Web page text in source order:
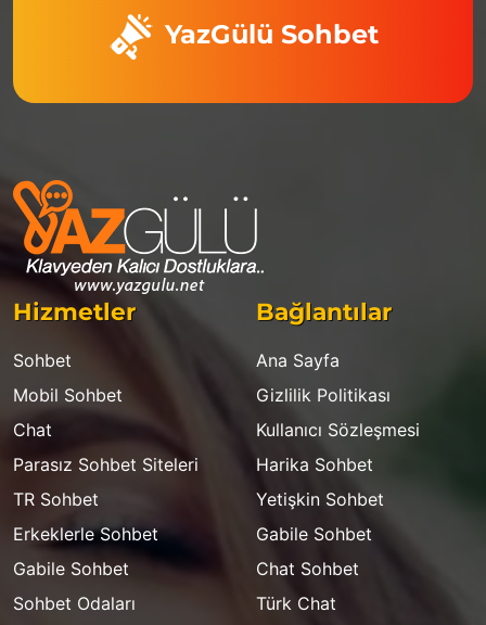
YazGülü Sohbet
Hizmetler
Sohbet
Mobil Sohbet
Chat
Parasız Sohbet Siteleri
TR Sohbet
Erkeklerle Sohbet
Gabile Sohbet
Sohbet Odaları
Bağlantılar
Ana Sayfa
Gizlilik Politikası
Kullanıcı Sözleşmesi
Harika Sohbet
Yetişkin Sohbet
Gabile Sohbet
Chat Sohbet
Türk Chat